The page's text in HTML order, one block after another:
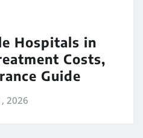
Hospitals in
Costs,
Guide
2026